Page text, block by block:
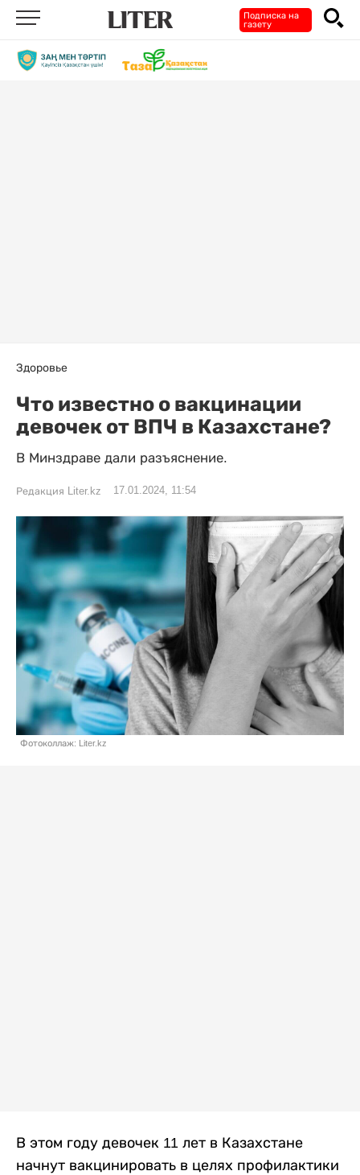
Подписка на
газету
Здоровье
Что известно о вакцинации
девочек от ВПЧ в Казахстане?
В Минздраве дали разъяснение.
Редакция Liter.kz 17.01.2024, 11:54
Фотоколлаж: Liter.kz
В этом году девочек 11 лет в Казахстане
начнут вакцинировать в целях профилактики